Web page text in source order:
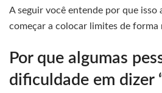
A seguir você entende por que isso
começar a colocar limites de forma
Por que algumas
dificuldade em dizer